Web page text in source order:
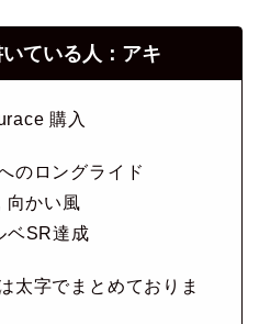
ている人：アキ
購入
のロングライド
向かい風
ベSR達成
太字でまとめておりま